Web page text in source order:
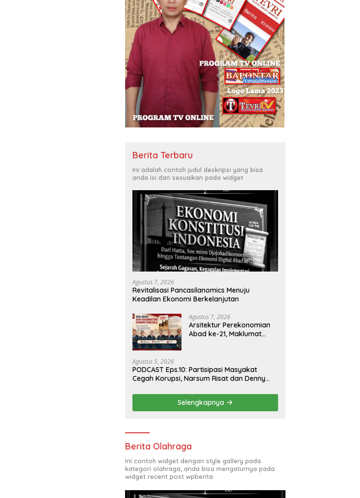
Berita Terbaru
Ini adalah contoh judul deskripsi yang bisa
anda isi dan sesuaikan pada widget
Agustus 7, 2026
Revitalisasi Pancasilanomics Menuju
Keadilan Ekonomi Berkelanjutan
Agustus 7, 2026
Arsitektur Perekonomian
Abad ke-21, Maklumat
Agustus 5, 2026
PODCAST Eps.10: Partisipasi Masyakat
Cegah Korupsi, Narsum Risat dan Denny
Selengkapnya
Berita Olahraga
Ini contoh widget dengan style gallery pada
kategori olahraga, anda bisa mengaturnya pada
widget recent post wpberita.